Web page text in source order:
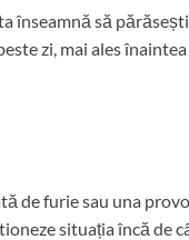
înseamnă să
zi, mai ales
de furie sau una
situația încă de